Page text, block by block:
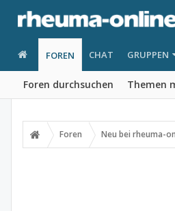
FOREN
Foren durchsuchen Themen
CHAT GRUPPEN
Foren Neu bei rheuma-